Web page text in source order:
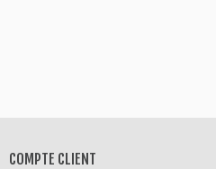
COMPTE CLIENT